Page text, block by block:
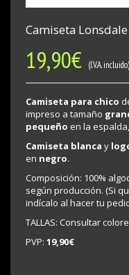
Camiseta
19,90€ (I.V.A. incluido)
Camiseta para chico
impreso a tamaño
pequeño en la espalda,
Camiseta blanca y
en negro.
Composición: 100%
según producción. (Si
indícalo al hacer tu
TALLAS: Consultar
PVP: 19,90€